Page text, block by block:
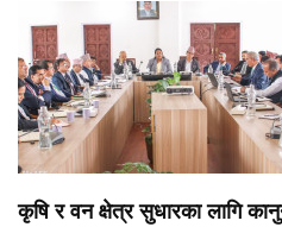
कृषि र वन क्षेत्र सुधारका लागि